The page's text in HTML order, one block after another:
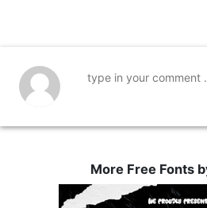
More Free Fonts